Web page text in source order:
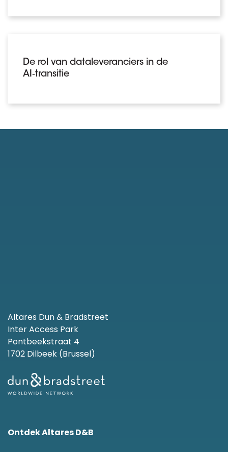
De rol van dataleveranciers in de
AI‑transitie
Altares Dun & Bradstreet
Inter Access Park
Pontbeekstraat 4
1702 Dilbeek (Brussel)
Ontdek Altares D&B